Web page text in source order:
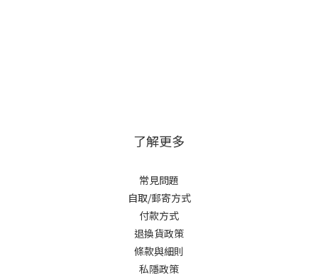
了解更多
常見問題
自取/郵寄方式
付款方式
退換貨政策
條款與細則
私隱政策